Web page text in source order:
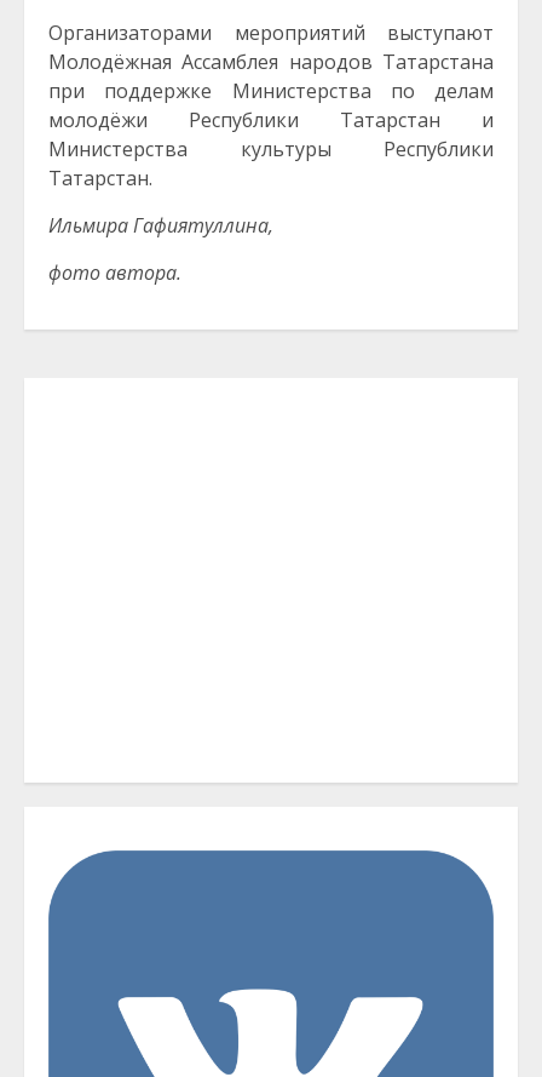
Организаторами мероприятий выступают
Молодёжная Ассамблея народов Татарстана
при поддержке Министерства по делам
молодёжи Республики Татарстан и
Министерства культуры Республики
Татарстан.
Ильмира Гафиятуллина,
фото автора.